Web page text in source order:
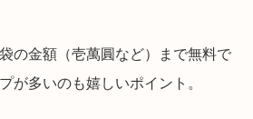
の金額（壱萬圓など）まで無料で
が多いのも嬉しいポイント。